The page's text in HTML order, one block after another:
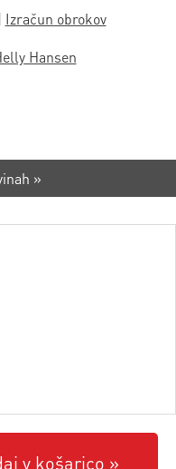
Hansen
»
v košarico